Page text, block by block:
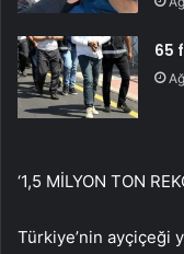
65
‘1,5 MİLYON TON
Türkiye’nin ayçiçeği